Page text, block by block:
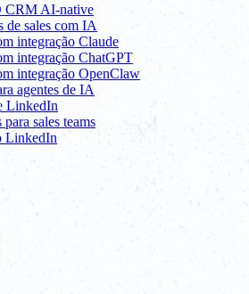
AI-native
de sales com IA
integração Claude
integração ChatGPT
integração OpenClaw
agentes de IA
LinkedIn
sales teams
LinkedIn